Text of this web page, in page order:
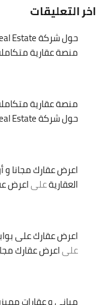
اخر التعليقات
حول شركة Gate Masr Real Estate - بوابة مصر العقارية
منصة عقارية
منصة عقارية
حول شركة Gate Masr Real Estate
اعرض عقارك مجانا و
العقاريةعلىاعرض
اعرض عقارك على
علىاعرض عقارك
مباني و عقارات